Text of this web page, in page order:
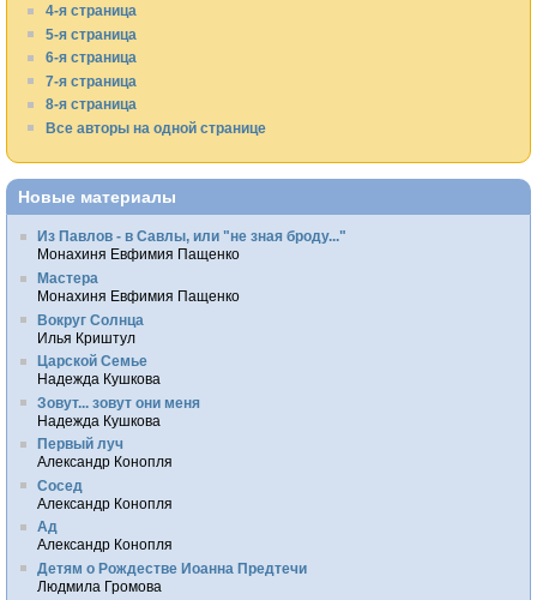
4-я страница
5-я страница
6-я страница
7-я страница
8-я страница
Все авторы на одной странице
Новые материалы
Из Павлов - в Савлы, или "не зная броду..."
Монахиня Евфимия Пащенко
Мастера
Монахиня Евфимия Пащенко
Вокруг Солнца
Илья Криштул
Царской Семье
Надежда Кушкова
Зовут... зовут они меня
Надежда Кушкова
Первый луч
Александр Конопля
Сосед
Александр Конопля
Ад
Александр Конопля
Детям о Рождестве Иоанна Предтечи
Людмила Громова